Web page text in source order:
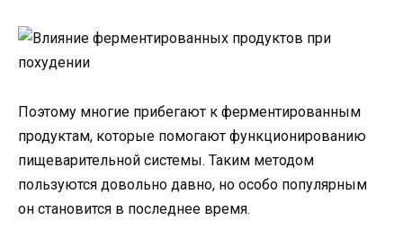
Поэтому многие прибегают к ферментированным
продуктам, которые помогают функционированию
пищеварительной системы. Таким методом
пользуются довольно давно, но особо популярным
он становится в последнее время.